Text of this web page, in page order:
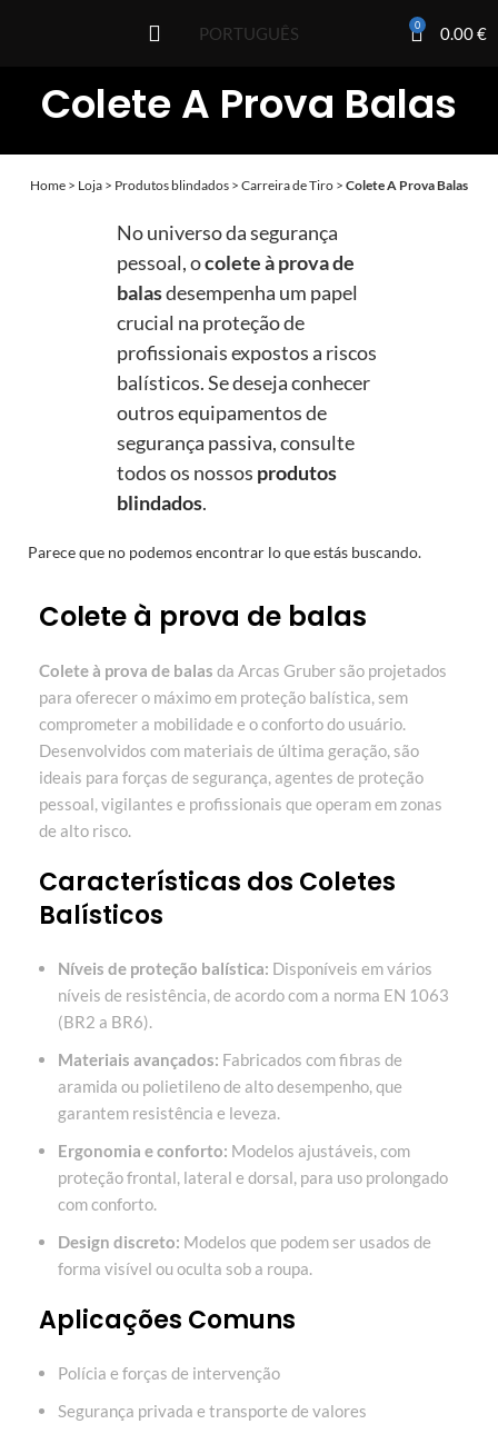
PORTUGUÊS 0 0.00€
Colete A Prova Balas
Home > Loja > Produtos blindados > Carreira de Tiro > Colete A Prova Balas
No universo da segurança
pessoal, ocolete à prova de
balasdesempenha um papel
crucial na proteção de
profissionais expostos a riscos
balísticos. Se deseja conhecer
outros equipamentos de
segurança passiva, consulte
todos os nossos produtos
blindados.
Parece que no podemos encontrar lo que estás buscando.
Colete à prova de balas
Colete à prova de balas da Arcas Gruber são projetados
para oferecer o máximo em proteção balística, sem
comprometer a mobilidade e o conforto do usuário.
Desenvolvidos com materiais de última geração, são
ideais para forças de segurança, agentes de proteção
pessoal, vigilantes e profissionais que operam em zonas
de alto risco.
Características dos Coletes
Balísticos
Níveis de proteção balística: Disponíveis em vários
níveis de resistência, de acordo com a norma EN 1063
(BR2 a BR6).
Materiais avançados: Fabricados com fibras de
aramida ou polietileno de alto desempenho, que
garantem resistência e leveza.
Ergonomia e conforto: Modelos ajustáveis, com
proteção frontal, lateral e dorsal, para uso prolongado
com conforto.
Design discreto: Modelos que podem ser usados de
forma visível ou oculta sob a roupa.
Aplicações Comuns
Polícia e forças de intervenção
Segurança privada e transporte de valores